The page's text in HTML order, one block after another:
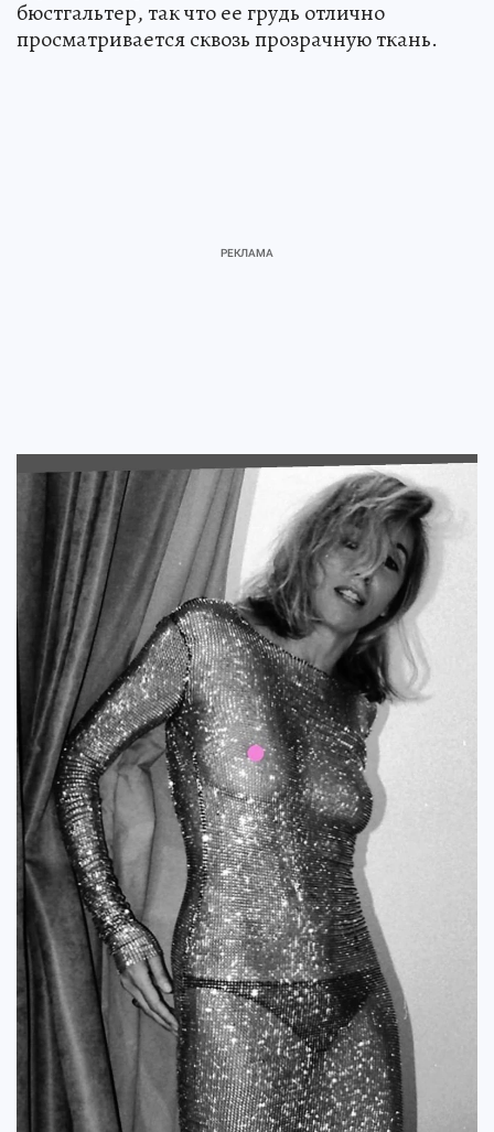
бюстгальтер, так что ее грудь отлично
просматривается сквозь прозрачную ткань.